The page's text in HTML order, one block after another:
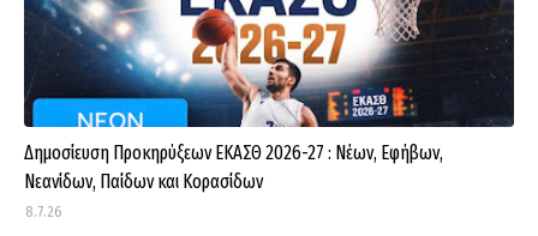
Δημοσίευση Προκηρύξεων ΕΚΑΣΘ 2026-27 : Νέων, Εφήβων,
Νεανίδων, Παίδων και Κορασίδων
8.7.26